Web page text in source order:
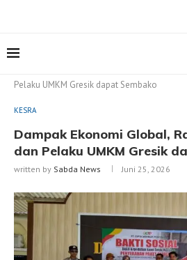
Pelaku UMKM Gresik dapat Sembako
KESRA
Dampak Ekonomi Global,
dan Pelaku UMKM Gresik
written by Sabda News Juni 25, 2026